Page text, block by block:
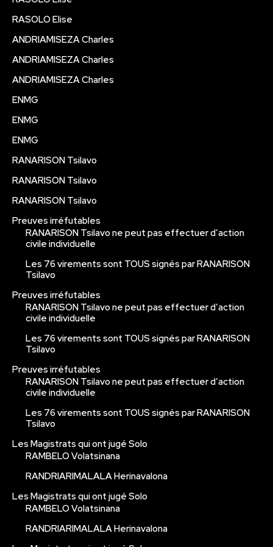
RASOLO Elise
ANDRIAMISEZA Charles
ANDRIAMISEZA Charles
ANDRIAMISEZA Charles
ENMG
ENMG
ENMG
RANARISON Tsilavo
RANARISON Tsilavo
RANARISON Tsilavo
Preuves irréfutables
RANARISON Tsilavo ne peut pas effectuer d’action
civile individuelle
Les 76 virements sont TOUS signés par RANARISON
Tsilavo
Preuves irréfutables
RANARISON Tsilavo ne peut pas effectuer d’action
civile individuelle
Les 76 virements sont TOUS signés par RANARISON
Tsilavo
Preuves irréfutables
RANARISON Tsilavo ne peut pas effectuer d’action
civile individuelle
Les 76 virements sont TOUS signés par RANARISON
Tsilavo
Les Magistrats qui ont jugé Solo
RAMBELO Volatsinana
RANDRIARIMALALA Herinavalona
Les Magistrats qui ont jugé Solo
RAMBELO Volatsinana
RANDRIARIMALALA Herinavalona